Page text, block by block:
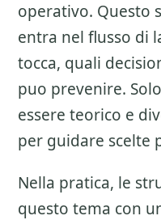
operativo. Questo
entra nel flusso di
tocca, quali
puo prevenire.
essere teorico e
per guidare scelte
Nella pratica, le
questo tema con